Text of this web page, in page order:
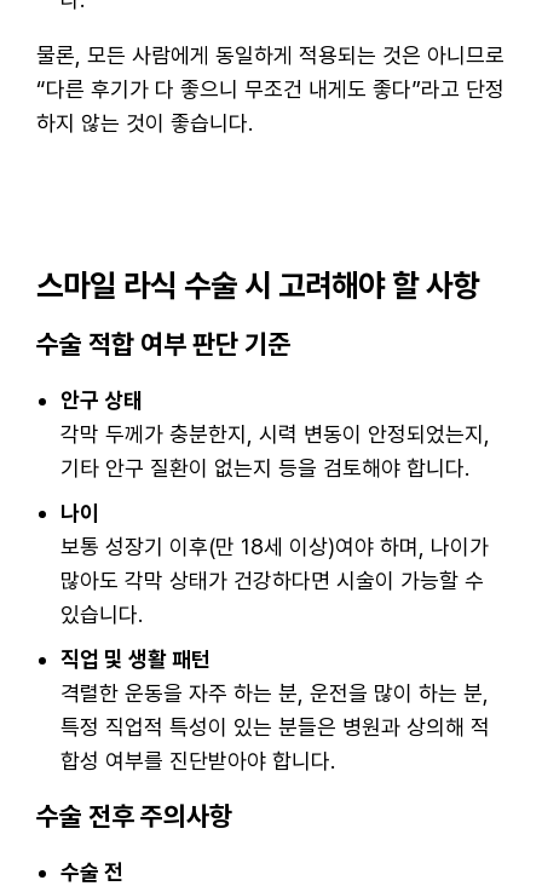
물론, 모든 사람에게 동일하게 적용되는 것은 아니므로
“다른 후기가 다 좋으니 무조건 내게도 좋다”라고 단정
하지 않는 것이 좋습니다.
스마일 라식 수술 시 고려해야 할 사항
수술 적합 여부 판단 기준
안구 상태
각막 두께가 충분한지, 시력 변동이 안정되었는지,
기타 안구 질환이 없는지 등을 검토해야 합니다.
나이
보통 성장기 이후(만 18세 이상)여야 하며, 나이가
많아도 각막 상태가 건강하다면 시술이 가능할 수
있습니다.
직업 및 생활 패턴
격렬한 운동을 자주 하는 분, 운전을 많이 하는 분,
특정 직업적 특성이 있는 분들은 병원과 상의해 적
합성 여부를 진단받아야 합니다.
수술 전후 주의사항
수술 전